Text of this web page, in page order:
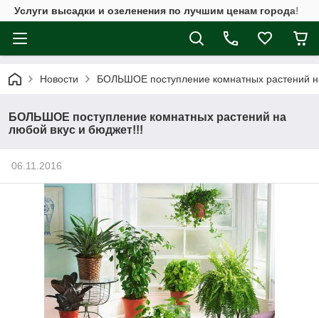
Услуги высадки и озеленения по лучшим ценам города!
Новости БОЛЬШОЕ поступление комнатных растений
БОЛЬШОЕ поступление комнатных растений на
любой вкус и бюджет!!!
06.11.2016